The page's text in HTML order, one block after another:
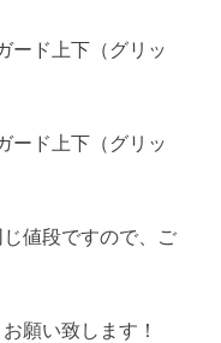
ド上下（グリッ
ド上下（グリッ
値段ですので、ご
願い致します！